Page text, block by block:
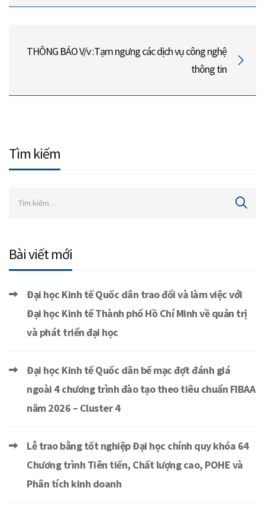
THÔNG BÁO V/v :Tạm ngưng các dịch vụ công nghệ
thông tin
Tìm kiếm
Bài viết mới
Đại học Kinh tế Quốc dân trao đổi và làm việc với
Đại học Kinh tế Thành phố Hồ Chí Minh về quản trị
và phát triển đại học
Đại học Kinh tế Quốc dân bế mạc đợt đánh giá
ngoài 4 chương trình đào tạo theo tiêu chuẩn FIBAA
năm 2026 – Cluster 4
Lễ trao bằng tốt nghiệp Đại học chính quy khóa 64
Chương trình Tiên tiến, Chất lượng cao, POHE và
Phân tích kinh doanh